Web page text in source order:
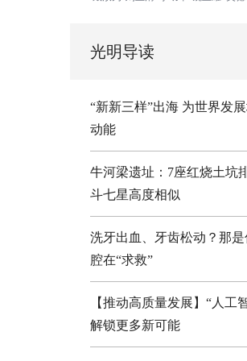
光明导读
“新新三样”出海 为世界发
动能
牛河梁遗址：7座红烧土坑
斗七星高度相似
洗牙出血、牙齿松动？那是
腔在“求救”
【推动高质量发展】“人工
解锁更多新可能